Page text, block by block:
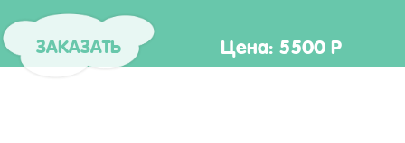
ЗАКАЗАТЬ Цена: 5500 Р